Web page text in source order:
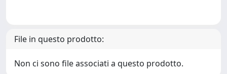
File in questo prodotto:
Non ci sono file associati a questo prodotto.